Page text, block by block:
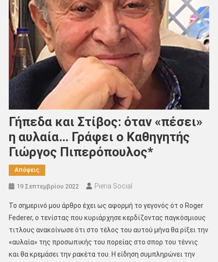
Γήπεδα και Στίβος: όταν «πέσει»
η αυλαία… Γράφει ο Καθηγητής
Γιώργος Πιπερόπουλος*
Απόψεις
19 Σεπτεμβρίου 2022 Pieria Social
Το σημερινό μου άρθρο έχει ως αφορμή το γεγονός ότ ο Roger
Federer, ο τενίστας που κυριάρχησε κερδίζοντας παγκόσμιους
τιτλους ανακοίνωσε ότι στο τέλος του αυτού μήνα θα ρίξει την
«αυλαία» της προσωπικής του πορείας στο σπορ του τέννις
και θα κρεμάσει την ρακέτα του. Η είδηση συμπληρώνει την